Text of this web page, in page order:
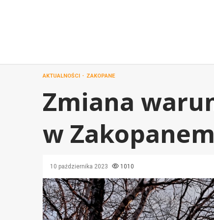
AKTUALNOŚCI ZAKOPANE
Zmiana
w
10 października 2023 1010